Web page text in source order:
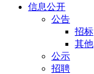
信息公开
公告
招标
其他
公示
招聘